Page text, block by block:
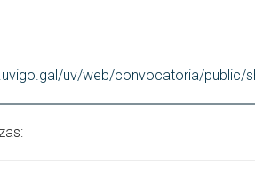
uv/web/convocatoria/public/